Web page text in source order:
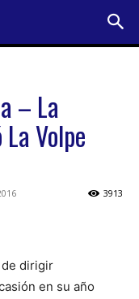
– La
Volpe
3913
de dirigir
en su año